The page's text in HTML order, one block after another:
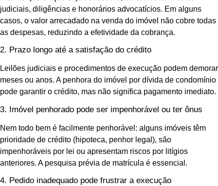
judiciais, diligências e honorários advocatícios. Em alguns
casos, o valor arrecadado na venda do imóvel não cobre todas
as despesas, reduzindo a efetividade da cobrança.
2. Prazo longo até a satisfação do crédito
Leilões judiciais e procedimentos de execução podem demorar
meses ou anos. A penhora do imóvel por dívida de condomínio
pode garantir o crédito, mas não significa pagamento imediato.
3. Imóvel penhorado pode ser impenhorável ou ter ônus
Nem todo bem é facilmente penhorável: alguns imóveis têm
prioridade de crédito (hipoteca, penhor legal), são
impenhoráveis por lei ou apresentam riscos por litígios
anteriores. A pesquisa prévia de matrícula é essencial.
4. Pedido inadequado pode frustrar a execução